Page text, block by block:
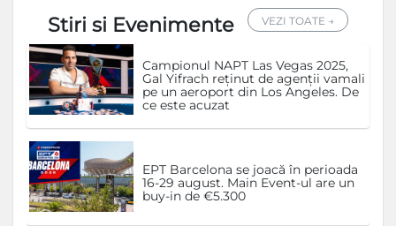
Stiri si Evenimente VEZI TOATE →
Campionul NAPT Las Vegas 2025,
Gal Yifrach reținut de agenții vamali
pe un aeroport din Los Angeles. De
ce este acuzat
EPT Barcelona se joacă în perioada
16-29 august. Main Event-ul are un
buy-in de €5.300